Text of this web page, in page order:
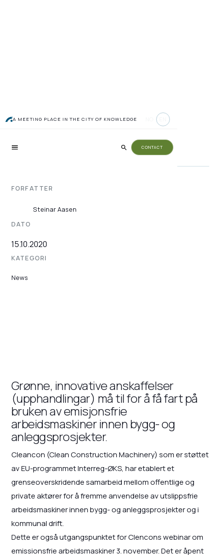
A MEETING PLACE IN THE CITY OF KNOWLEDGE
CONTACT
Webinar om utlippsfrie
FORFATTER
Steinar Aasen
DATO
15.10.2020
KATEGORI
News
Grønne, innovative anskaffelser
(upphandlingar) må til for å få fart på
bruken av emisjonsfrie
arbeidsmaskiner innen bygg- og
anleggsprosjekter.
Cleancon (Clean Construction Machinery) som er støttet
av EU-programmet Interreg-ØKS, har etablert et
grenseoverskridende samarbeid mellom offentlige og
private aktører for å fremme anvendelse av utslippsfrie
arbeidsmaskiner innen bygg- og anleggsprosjekter og i
kommunal drift.
Dette er også utgangspunktet for Clencons webinar om
emissionsfrie arbeidsmaskiner 3. november. Det er åpent